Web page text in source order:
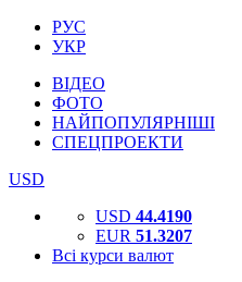
РУС
УКР
ВІДЕО
ФОТО
НАЙПОПУЛЯРНІШІ
СПЕЦПРОЕКТИ
USD
USD 44.4190
EUR 51.3207
Всі курси валют